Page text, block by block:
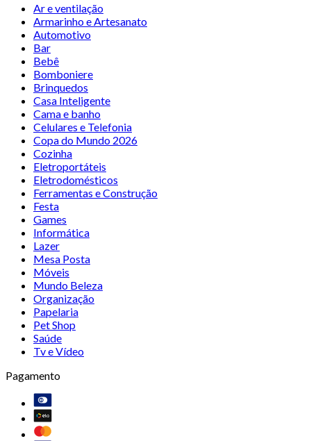
Ar e ventilação
Armarinho e Artesanato
Automotivo
Bar
Bebê
Bomboniere
Brinquedos
Casa Inteligente
Cama e banho
Celulares e Telefonia
Copa do Mundo 2026
Cozinha
Eletroportáteis
Eletrodomésticos
Ferramentas e Construção
Festa
Games
Informática
Lazer
Mesa Posta
Móveis
Mundo Beleza
Organização
Papelaria
Pet Shop
Saúde
Tv e Vídeo
Pagamento